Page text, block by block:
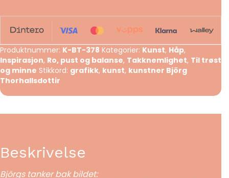
antall
Produktnummer: K-BT-378 Kategorier: Kunst, Håp,
Inspirasjon, Ro, pust og balanse, Takknemlighet, Til trøst
og minne Stikkord: grafikk, kunst, kunstner Björg
Thorhallsdottir
Beskrivelse
Björgs tanker bak bildet: